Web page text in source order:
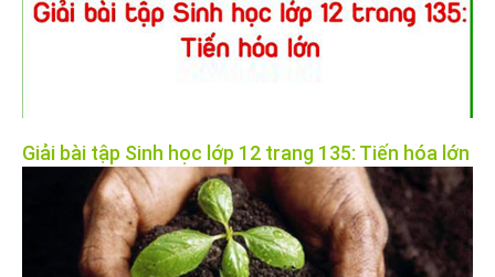
Giải bài tập Sinh học lớp 12 trang 135: Tiến hóa lớn